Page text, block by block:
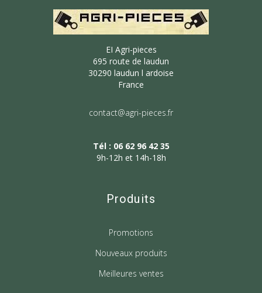
EI Agri-pieces
695 route de laudun
30290 laudun l ardoise
France
contact@agri-pieces.fr
Tél : 06 62 96 42 35
9h-12h et 14h-18h
Produits
Promotions
Nouveaux produits
Meilleures ventes